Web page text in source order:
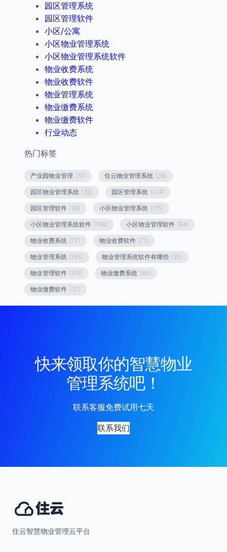
园区管理系统
园区管理软件
小区/公寓
小区物业管理系统
小区物业管理系统软件
物业收费系统
物业收费软件
物业管理系统
物业缴费系统
物业缴费软件
行业动态
热门标签
产业园物业管理 (31) 住云物业管理系统 (39)
园区物业管理系统 (32) 园区管理系统 (124)
园区管理软件 (36) 小区物业管理系统 (115)
小区物业管理系统软件 (148) 小区物业管理软件 (84)
物业收费系统 (77) 物业收费软件 (71)
物业管理系统 (195) 物业管理系统软件有哪些 (35)
物业管理软件 (110) 物业缴费系统 (85)
物业缴费软件 (37)
快来领取你的智慧物业
管理系统吧！
联系客服免费试用七天
联系我们
住云智慧物业管理云平台